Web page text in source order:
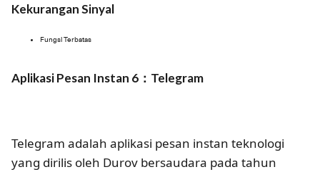
Kekurangan Sinyal
Fungsi Terbatas
Aplikasi Pesan Instan 6：Telegram
Telegram adalah aplikasi pesan instan teknologi
yang dirilis oleh Durov bersaudara pada tahun